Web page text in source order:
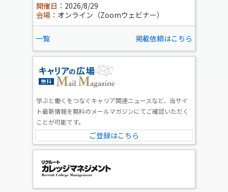
開催日： 2026/8/29
会場： オンライン（Zoomウェビナー）
一覧 掲載依頼はこちら
学ぶと働くをつなぐキャリア関連ニュースなど、当サイ
ト最新情報を無料のメールマガジンにてご確認いただく
ことが可能です。
ご登録はこちら